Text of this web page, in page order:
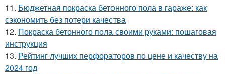
11. Бюджетная покраска бетонного пола в гараже: как
сэкономить без потери качества
12. Покраска бетонного пола своими руками: пошаговая
инструкция
13. Рейтинг лучших перфораторов по цене и качеству на
2024 год